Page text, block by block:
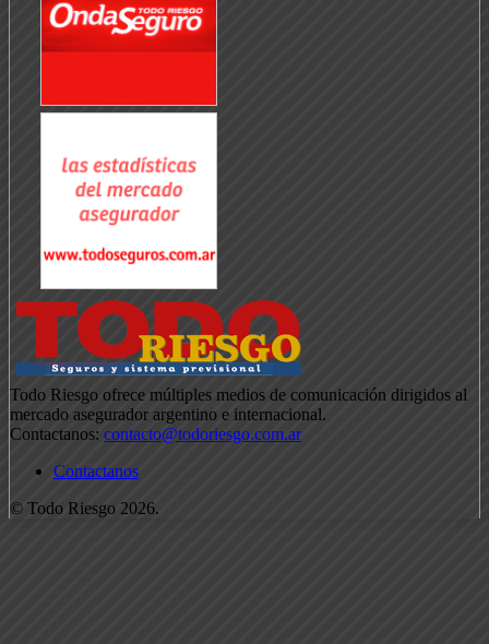
Todo Riesgo ofrece múltiples medios de comunicación dirigidos al
mercado asegurador argentino e internacional.
Contactanos: contacto@todoriesgo.com.ar
Contactanos
© Todo Riesgo 2026.